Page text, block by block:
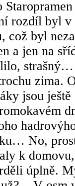
rozdíl byl
což byl
a jen na
zima.
jsou ještě
No,
k
úplně.